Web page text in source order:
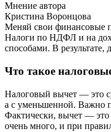
Мнение автора
Кристина Воронцова
Меняй свои финансовые
Налоги по НДФЛ и на
способами. В результате,
Что такое
Налоговый вычет — это
а с уменьшенной. Важно
Фактически, вычет — это
очень много, и при